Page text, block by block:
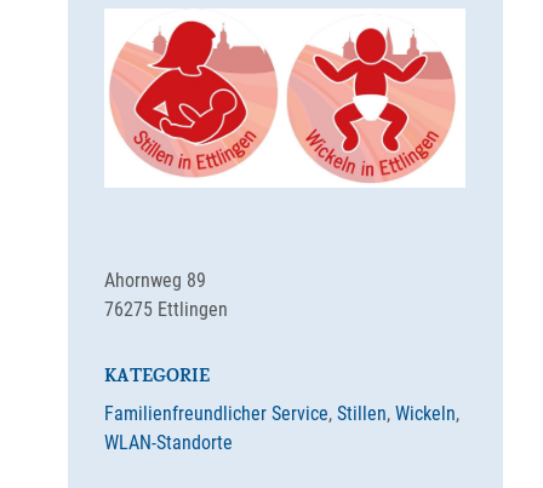
Ahornweg 89
76275 Ettlingen
KATEGORIE
Familienfreundlicher Service, Stillen, Wickeln,
WLAN-Standorte